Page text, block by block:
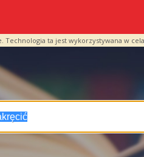
ta jest wykorzystywana w